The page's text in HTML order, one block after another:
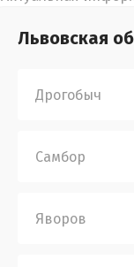
Львовская
Дрогобыч
Самбор
Яворов